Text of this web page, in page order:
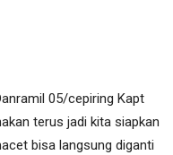
05/cepiring Kapt
terus jadi kita siapkan
bisa langsung diganti